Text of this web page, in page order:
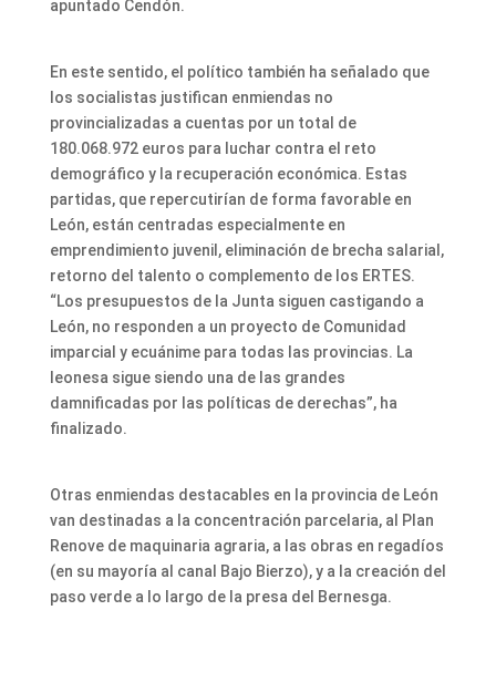
apuntado Cendón.
En este sentido, el político también ha señalado que
los socialistas justifican enmiendas no
provincializadas a cuentas por un total de
180.068.972 euros para luchar contra el reto
demográfico y la recuperación económica. Estas
partidas, que repercutirían de forma favorable en
León, están centradas especialmente en
emprendimiento juvenil, eliminación de brecha salarial,
retorno del talento o complemento de los ERTES.
“Los presupuestos de la Junta siguen castigando a
León, no responden a un proyecto de Comunidad
imparcial y ecuánime para todas las provincias. La
leonesa sigue siendo una de las grandes
damnificadas por las políticas de derechas”, ha
finalizado.
Otras enmiendas destacables en la provincia de León
van destinadas a la concentración parcelaria, al Plan
Renove de maquinaria agraria, a las obras en regadíos
(en su mayoría al canal Bajo Bierzo), y a la creación del
paso verde a lo largo de la presa del Bernesga.